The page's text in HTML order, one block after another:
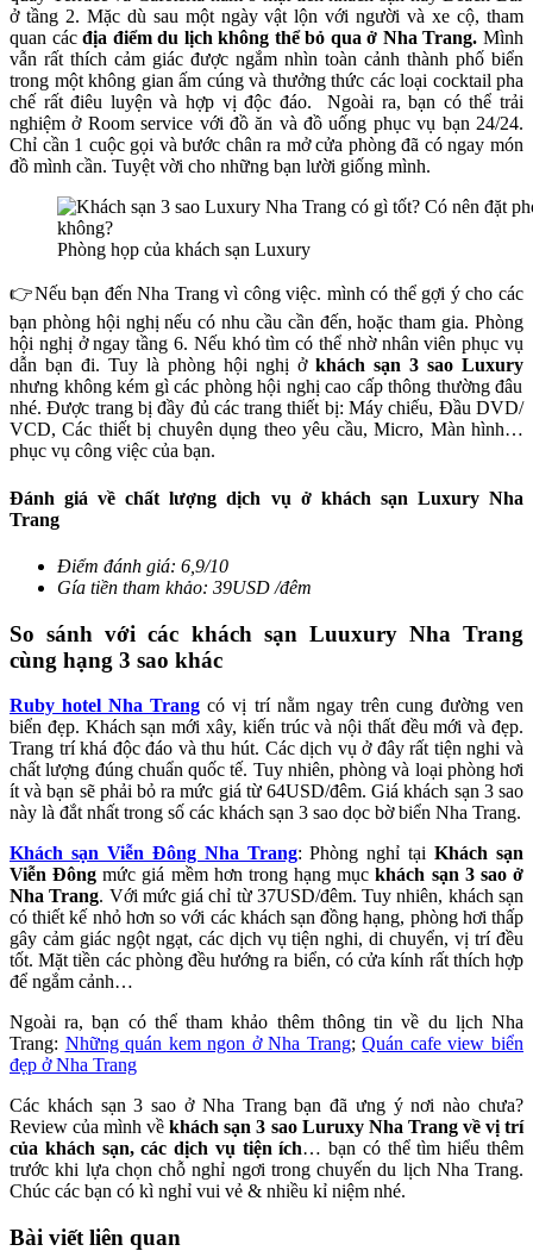
ở tầng 2. Mặc dù sau một ngày vật lộn với người và xe cộ, tham
quan cácđịa điểm du lịch không thể bỏ qua ở Nha Trang. Mình
vẫn rất thích cảm giác được ngắm nhìn toàn cảnh thành phố biển
trong một không gian ấm cúng và thưởng thức các loại cocktail pha
chế rất điêu luyện và hợp vị độc đáo. Ngoài ra, bạn có thể trải
nghiệm ở Room service với đồ ăn và đồ uống phục vụ bạn 24/24.
Chỉ cần 1 cuộc gọi và bước chân ra mở cửa phòng đã có ngay món
đồ mình cần. Tuyệt vời cho những bạn lười giống mình.
Phòng họp của khách sạn Luxury
👉Nếu bạn đến Nha Trang vì công việc. mình có thể gợi ý cho các
bạn phòng hội nghị nếu có nhu cầu cần đến, hoặc tham gia. Phòng
hội nghị ở ngay tầng 6. Nếu khó tìm có thể nhờ nhân viên phục vụ
dẫn bạn đi. Tuy là phòng hội nghị ở khách sạn 3 sao Luxury
nhưng không kém gì các phòng hội nghị cao cấp thông thường đâu
nhé. Được trang bị đầy đủ các trang thiết bị: Máy chiếu, Đầu DVD/
VCD, Các thiết bị chuyên dụng theo yêu cầu, Micro, Màn hình…
phục vụ công việc của bạn.
Đánh giá về chất lượng dịch vụ ở khách sạn Luxury Nha
Trang
Điểm đánh giá: 6,9/10
Gía tiền tham khảo: 39USD /đêm
So sánh với các khách sạn Luuxury Nha Trang
cùng hạng 3 sao khác
Ruby hotel Nha Trang có vị trí nằm ngay trên cung đường ven
biển đẹp. Khách sạn mới xây, kiến trúc và nội thất đều mới và đẹp.
Trang trí khá độc đáo và thu hút. Các dịch vụ ở đây rất tiện nghi và
chất lượng đúng chuẩn quốc tế. Tuy nhiên, phòng và loại phòng hơi
ít và bạn sẽ phải bỏ ra mức giá từ 64USD/đêm. Giá khách sạn 3 sao
này là đắt nhất trong số các khách sạn 3 sao dọc bờ biển Nha Trang.
Khách sạn Viễn Đông Nha Trang: Phòng nghỉ tạiKhách sạn
Viễn Đông mức giá mềm hơn trong hạng mụckhách sạn 3 sao ở
Nha Trang. Với mức giá chỉ từ 37USD/đêm. Tuy nhiên, khách sạn
có thiết kế nhỏ hơn so với các khách sạn đồng hạng, phòng hơi thấp
gây cảm giác ngột ngạt, các dịch vụ tiện nghi, di chuyển, vị trí đều
tốt. Mặt tiền các phòng đều hướng ra biển, có cửa kính rất thích hợp
để ngắm cảnh…
Ngoài ra, bạn có thể tham khảo thêm thông tin về du lịch Nha
Trang: Những quán kem ngon ở Nha Trang;Quán cafe view biển
đẹp ở Nha Trang
Các khách sạn 3 sao ở Nha Trangbạn đã ưng ý nơi nào chưa?
Review của mình vềkhách sạn 3 sao Luruxy Nha Trangvề vị trí
của khách sạn, các dịch vụ tiện ích… bạn có thể tìm hiểu thêm
trước khi lựa chọn chỗ nghỉ ngơi trong chuyếndu lịch Nha Trang.
Chúc các bạn có kì nghỉ vui vẻ & nhiều kỉ niệm nhé.
Bài viết liên quan